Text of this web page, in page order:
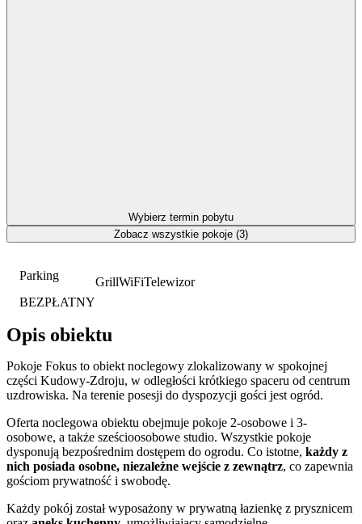
Parking
BEZPŁATNY
GrillWiFiTelewizor
Opis obiektu
Pokoje Fokus to obiekt noclegowy zlokalizowany w spokojnej
części Kudowy-Zdroju, w odległości krótkiego spaceru od centrum
uzdrowiska. Na terenie posesji do dyspozycji gości jest ogród.
Oferta noclegowa obiektu obejmuje pokoje 2-osobowe i 3-
osobowe, a także sześcioosobowe studio. Wszystkie pokoje
dysponują bezpośrednim dostępem do ogrodu. Co istotne, każdy z
nich posiada osobne, niezależne wejście z zewnątrz, co zapewnia
gościom prywatność i swobodę.
Każdy pokój został wyposażony w prywatną łazienkę z prysznicem
Wybierz termin pobytu
Zobacz wszystkie pokoje (3)